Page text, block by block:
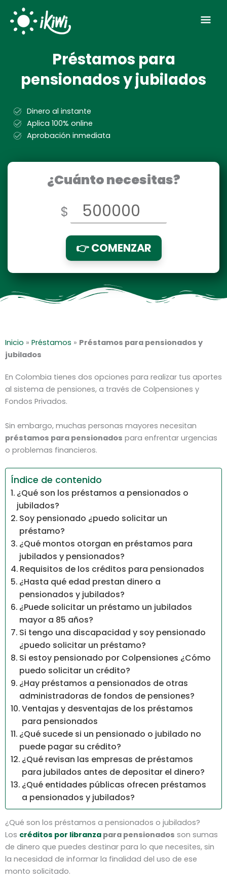
contenido
Préstamos para
pensionados y jubilados
Dinero al instante
Aplica 100% online
Aprobación inmediata
¿Cuánto necesitas?
$
👉 COMENZAR
Inicio » Préstamos » Préstamos para pensionados y
jubilados
En Colombia tienes dos opciones para realizar tus aportes
al sistema de pensiones, a través de Colpensiones y
Fondos Privados.
Sin embargo, muchas personas mayores necesitan
préstamos para pensionados para enfrentar urgencias
o problemas financieros.
Índice de contenido
¿Qué son los préstamos a pensionados o
jubilados?
Soy pensionado ¿puedo solicitar un
préstamo?
¿Qué montos otorgan en préstamos para
jubilados y pensionados?
Requisitos de los créditos para pensionados
¿Hasta qué edad prestan dinero a
pensionados y jubilados?
¿Puede solicitar un préstamo un jubilados
mayor a 85 años?
Si tengo una discapacidad y soy pensionado
¿puedo solicitar un préstamo?
Si estoy pensionado por Colpensiones ¿Cómo
puedo solicitar un crédito?
¿Hay préstamos a pensionados de otras
administradoras de fondos de pensiones?
Ventajas y desventajas de los préstamos
para pensionados
¿Qué sucede si un pensionado o jubilado no
puede pagar su crédito?
¿Qué revisan las empresas de préstamos
para jubilados antes de depositar el dinero?
¿Qué entidades públicas ofrecen préstamos
a pensionados y jubilados?
¿Qué son los préstamos a pensionados o jubilados?
Los créditos por libranza para pensionados son sumas
de dinero que puedes destinar para lo que necesites, sin
la necesidad de informar la finalidad del uso de ese
monto solicitado.